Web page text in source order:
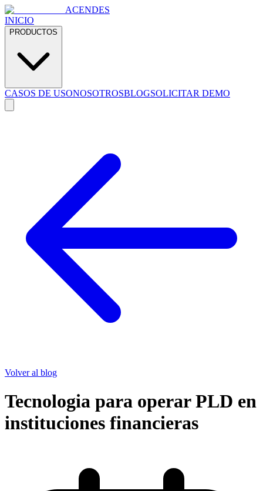
ACENDES
INICIO
PRODUCTOS
CASOS DE USONOSOTROSBLOGSOLICITAR DEMO
Volver al blog
Tecnologia para operar PLD en
instituciones financieras